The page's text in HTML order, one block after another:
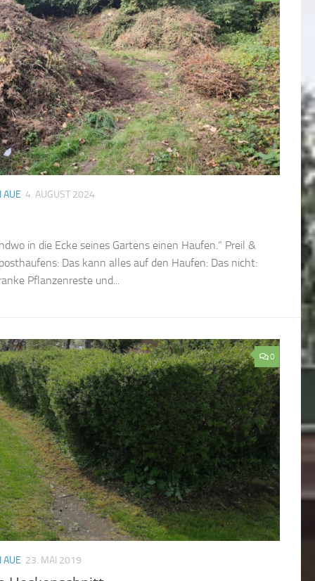
AUE 4. AUGUST 2024
in die Ecke seines Gartens einen Haufen.“ Preil &
Das kann alles auf den Haufen: Das nicht:
Pflanzenreste und...
0
AUE 23. MAI 2019